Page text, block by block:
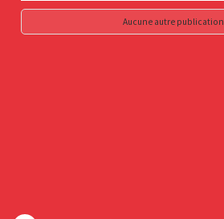
Aucune autre publication